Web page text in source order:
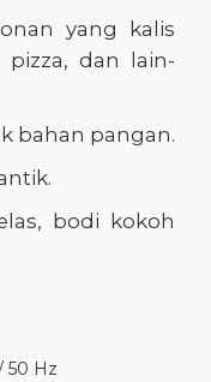
yang kalis
dan lain-
bahan pangan.
bodi kokoh
50 Hz